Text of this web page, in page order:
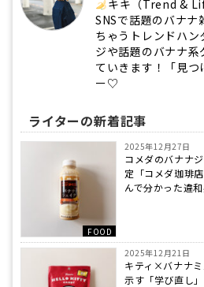
キキ（Trend &
SNSで話題のバナナ
ちゃうトレンドハ
ジや話題のバナナ系
ていきます！「見つ
ー♡
ライターの新着記事
FOOD
2025年12月27日
コメダのバナナ
定「コメダ珈琲
んで分かった違
2025年12月21日
キティ×バナナ
示す「学び直し